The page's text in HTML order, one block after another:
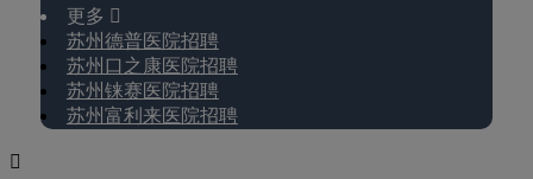
更多 
苏州德普医院招聘
苏州口之康医院招聘
苏州铼赛医院招聘
苏州富利来医院招聘
